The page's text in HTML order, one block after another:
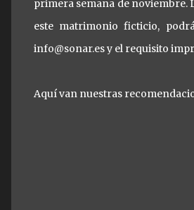
primera semana de noviembre.
este matrimonio ficticio,
info@sonar.es y el requisito
Aquí van nuestras